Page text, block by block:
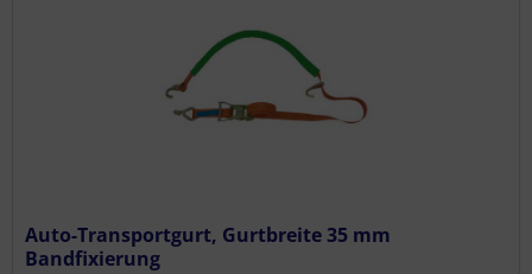
Auto-Transportgurt, Gurtbreite 35 mm
Bandfixierung